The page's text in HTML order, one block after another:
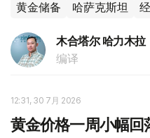
黄金储备 哈萨克斯坦
木合塔尔 哈力木拉
编译
12:31, 30 7月 2026
黄金价格一周小幅回